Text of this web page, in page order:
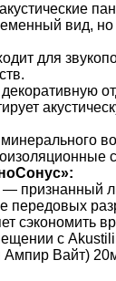
вид, но
для
признанный
передовых
сэкономить
с
Ампир Вайт)